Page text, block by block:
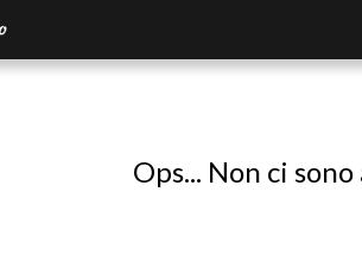
Ops... Non ci